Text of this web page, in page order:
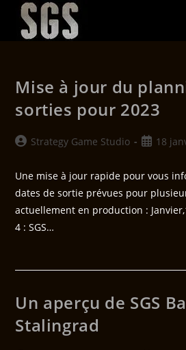
Mise à jour du
sorties pour 2023
Strategy Game Studio 18
Une mise à jour rapide pour vous
dates de sortie prévues pour
actuellement en production :
4 : SGS…
Un aperçu de SGS
Stalingrad